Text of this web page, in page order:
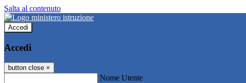
Salta al contenuto
Accedi
Accedi
button close ×
Nome Utente